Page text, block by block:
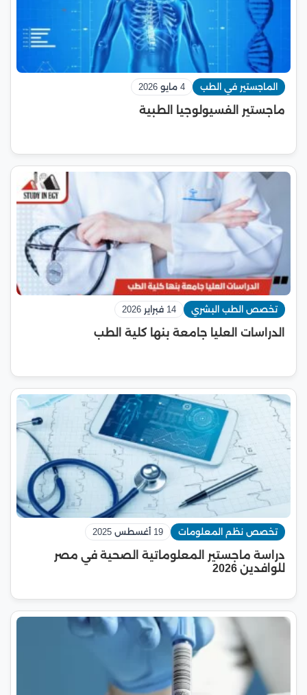
الماجستير في الطب 4 مايو 2026
ماجستير الفسيولوجيا الطبية
تخصص الطب البشري 14 فبراير 2026
الدراسات العليا جامعة بنها كلية الطب
تخصص نظم المعلومات 19 أغسطس 2025
دراسة ماجستير المعلوماتية الصحية في مصر
للوافدين 2026